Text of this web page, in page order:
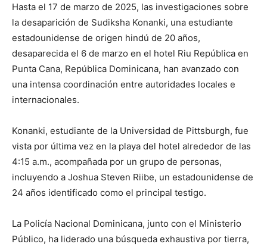
Hasta el 17 de marzo de 2025, las investigaciones sobre
la desaparición de Sudiksha Konanki, una estudiante
estadounidense de origen hindú de 20 años,
desaparecida el 6 de marzo en el hotel Riu República en
Punta Cana, República Dominicana, han avanzado con
una intensa coordinación entre autoridades locales e
internacionales.
Konanki, estudiante de la Universidad de Pittsburgh, fue
vista por última vez en la playa del hotel alrededor de las
4:15 a.m., acompañada por un grupo de personas,
incluyendo a Joshua Steven Riibe, un estadounidense de
24 años identificado como el principal testigo.
La Policía Nacional Dominicana, junto con el Ministerio
Público, ha liderado una búsqueda exhaustiva por tierra,